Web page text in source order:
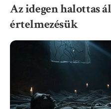
Az idegen halottas
értelmezésük